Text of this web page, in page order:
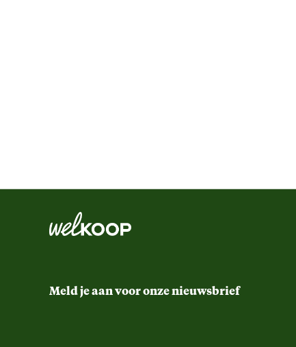
Hoogte schacht
Meld je aan voor onze nieuwsbrief